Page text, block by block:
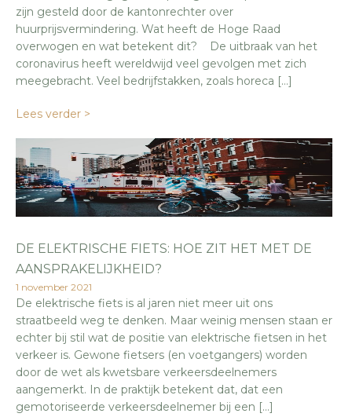
zijn gesteld door de kantonrechter over
huurprijsvermindering. Wat heeft de Hoge Raad
overwogen en wat betekent dit? De uitbraak van het
coronavirus heeft wereldwijd veel gevolgen met zich
meegebracht. Veel bedrijfstakken, zoals horeca […]
Lees verder >
DE ELEKTRISCHE FIETS: HOE ZIT HET MET DE
AANSPRAKELIJKHEID?
1 november 2021
De elektrische fiets is al jaren niet meer uit ons
straatbeeld weg te denken. Maar weinig mensen staan er
echter bij stil wat de positie van elektrische fietsen in het
verkeer is. Gewone fietsers (en voetgangers) worden
door de wet als kwetsbare verkeersdeelnemers
aangemerkt. In de praktijk betekent dat, dat een
gemotoriseerde verkeersdeelnemer bij een […]